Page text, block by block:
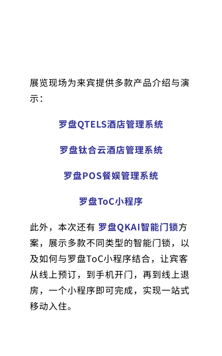
展览现场为来宾提供多款产品介绍与演
示：
罗盘QTELS酒店管理系统
罗盘钛合云酒店管理系统
罗盘POS餐娱管理系统
罗盘ToC小程序
此外，本次还有 罗盘QKAI智能门锁方
案，展示多款不同类型的智能门锁，以
及如何与罗盘ToC小程序结合，让宾客
从线上预订，到手机开门，再到线上退
房，一个小程序即可完成，实现一站式
移动入住。